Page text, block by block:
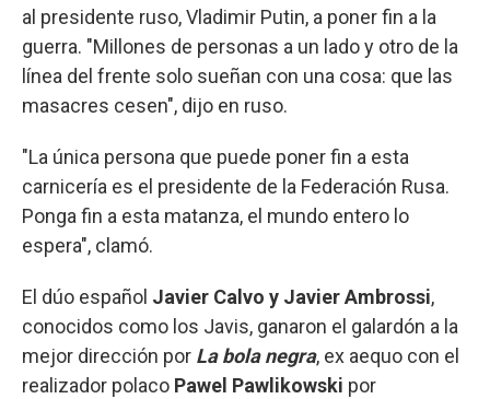
al presidente ruso, Vladimir Putin, a poner fin a la
guerra. "Millones de personas a un lado y otro de la
línea del frente solo sueñan con una cosa: que las
masacres cesen", dijo en ruso.
"La única persona que puede poner fin a esta
carnicería es el presidente de la Federación Rusa.
Ponga fin a esta matanza, el mundo entero lo
espera", clamó.
El dúo español Javier Calvo y Javier Ambrossi,
conocidos como los Javis, ganaron el galardón a la
mejor dirección por La bola negra, ex aequo con el
realizador polaco Pawel Pawlikowski por